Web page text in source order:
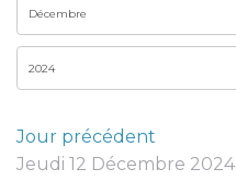
Jour précédent
Jeudi 12 Décembre 2024